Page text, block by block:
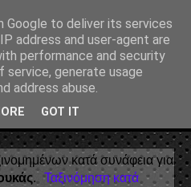
• Τέχνες • Θεολογία •
τη μνήμη, τον άνθρωπο και το
κατά συνάφεια για
.
Ταξινόμηση κατά
Google to deliver its services
address and user-agent are
performance and security
generate usage
address abuse.
GOT IT